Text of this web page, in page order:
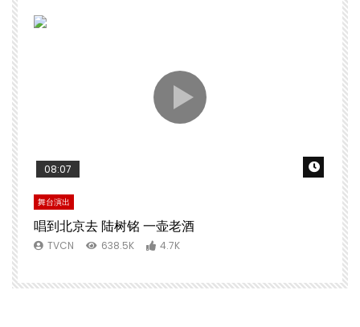
08:07
舞台演出
唱到北京去 陆树铭 一壶老酒
TVCN 638.5K 4.7K